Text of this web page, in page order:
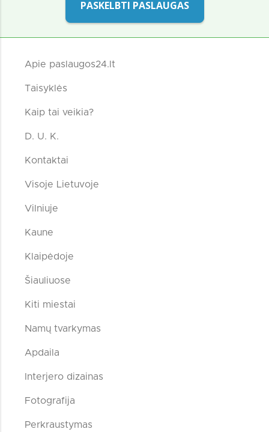
PASKELBTI PASLAUGAS
Apie paslaugos24.lt
Taisyklės
Kaip tai veikia?
D. U. K.
Kontaktai
Visoje Lietuvoje
Vilniuje
Kaune
Klaipėdoje
Šiauliuose
Kiti miestai
Namų tvarkymas
Apdaila
Interjero dizainas
Fotografija
Perkraustymas